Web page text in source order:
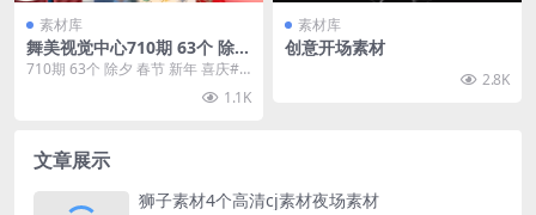
素材库
舞美视觉中心710期 63个 除夕
春节 新年 喜庆#VJloop
710期 63个 除夕 春节 新年 喜庆#VJ
1.1K
素材库
创意开场素材
2.8K
文章展示
狮子素材4个高清cj素材夜场素材